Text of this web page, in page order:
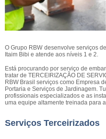
O Grupo RBW desenvolve serviços
Itaim Bibi e atende aos níveis 1 e 2.
Está procurando por serviço de
tratar de TERCEIRIZAÇÃO DE
RBW Brasil serviços como Empresa
Portaria e Serviços de Jardinagem.
profissionais especializados e as
uma equipe altamente treinada para
Serviços Terceirizados